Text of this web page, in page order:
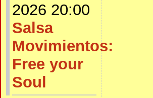
2026 20:00
Salsa
Movimientos:
Free your
Soul